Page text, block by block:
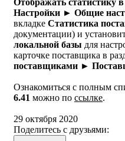
Отображать статистику в
Настройки ► Общие
вкладке Статистика
документации) и
локальной базы для
карточке поставщика в
поставщиками ►
Ознакомиться с полным
6.41 можно по ссылке.
29 октября 2020
Поделитесь с друзьями: